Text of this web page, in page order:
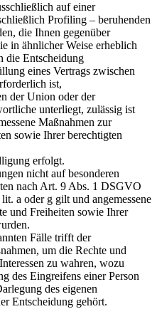
auf einer
Profiling – beruhenden
die Ihnen gegenüber
in ähnlicher Weise erheblich
die Entscheidung
eines Vertrags zwischen
ist,
der Union oder der
unterliegt, zulässig ist
Maßnahmen zur
sowie Ihrer berechtigten
erfolgt.
nicht auf besonderen
nach Art. 9 Abs. 1 DSGVO
a oder g gilt und angemessene
und Freiheiten sowie Ihrer
Fälle trifft der
um die Rechte und
zu wahren, wozu
des Eingreifens einer Person
des eigenen
Entscheidung gehört.